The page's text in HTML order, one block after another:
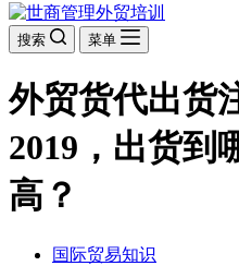
搜索 菜单
外贸货代出货
2019，出货到
高？
国际贸易知识